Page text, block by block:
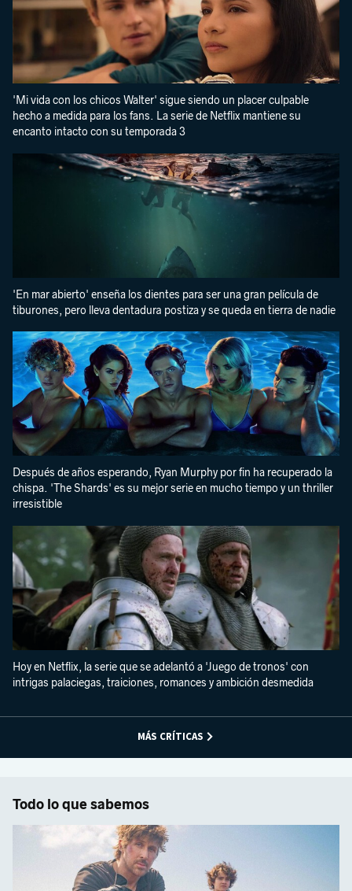
'Mi vida con los chicos Walter' sigue siendo un placer culpable
hecho a medida para los fans. La serie de Netflix mantiene su
encanto intacto con su temporada 3
'En mar abierto' enseña los dientes para ser una gran película de
tiburones, pero lleva dentadura postiza y se queda en tierra de nadie
Después de años esperando, Ryan Murphy por fin ha recuperado la
chispa. 'The Shards' es su mejor serie en mucho tiempo y un thriller
irresistible
Hoy en Netflix, la serie que se adelantó a 'Juego de tronos' con
intrigas palaciegas, traiciones, romances y ambición desmedida
MÁS CRÍTICAS
Todo lo que sabemos